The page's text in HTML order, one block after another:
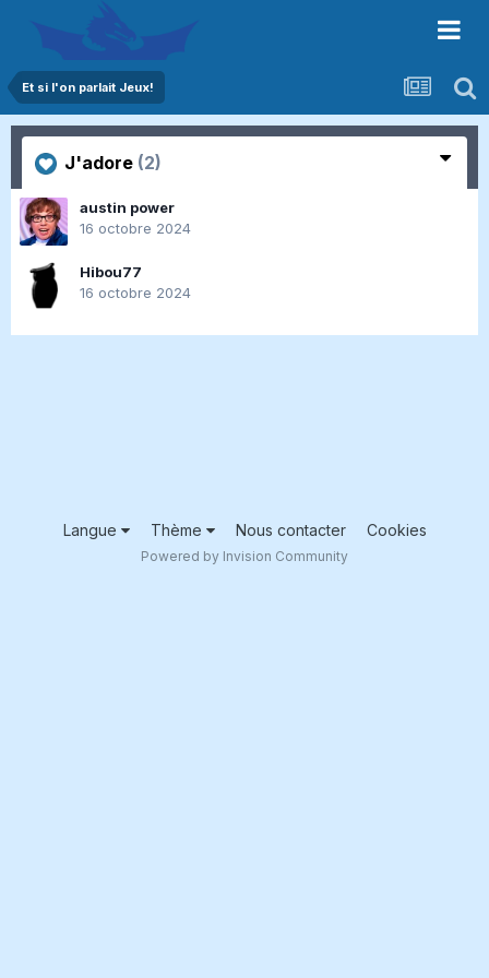
Et si l'on parlait Jeux!
J'adore (2)
austin power
16 octobre 2024
Hibou77
16 octobre 2024
Langue Thème Nous contacter Cookies
Powered by Invision Community